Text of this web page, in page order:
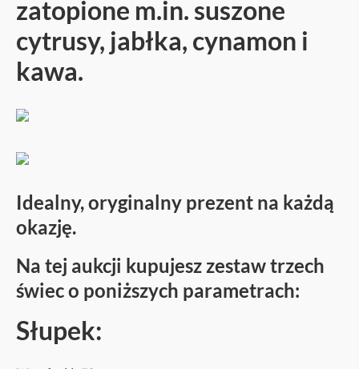
zatopione m.in. suszone
cytrusy, jabłka, cynamon i
kawa.
Idealny, oryginalny prezent na każdą
okazję.
Na tej aukcji kupujesz zestaw trzech
świec o poniższych parametrach:
Słupek: